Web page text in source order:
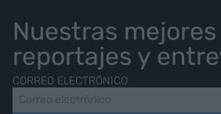
Nuestras
reportajes y
CORREO ELECTRÓNICO